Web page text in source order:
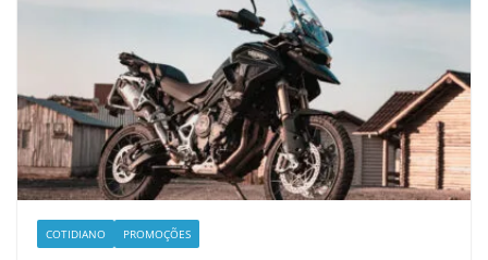
COTIDIANO PROMOÇÕES